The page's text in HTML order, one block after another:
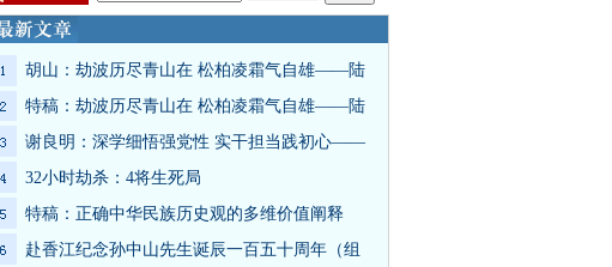
胡山：劫波历尽青山在 松柏凌霜气自雄——陆
特稿：劫波历尽青山在 松柏凌霜气自雄——陆
谢良明：深学细悟强党性 实干担当践初心——
32小时劫杀：4将生死局
特稿：正确中华民族历史观的多维价值阐释
赴香江纪念孙中山先生诞辰一百五十周年（组